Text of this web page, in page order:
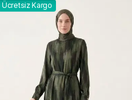
Ücretsiz Kargo